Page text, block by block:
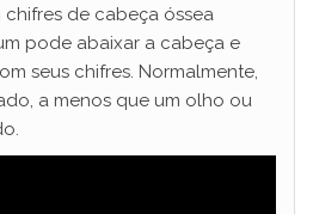
de cabeça óssea
pode abaixar a cabeça e
seus chifres. Normalmente,
a menos que um olho ou